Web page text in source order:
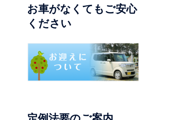
お車がなくてもご安心
ください